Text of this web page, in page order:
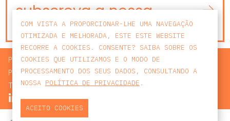
subscreva a nossa
newsletter
PROCURAR
POLÍTICA DE PRIVACIDADE
TERMOS E CONDIÇÕES
COM VISTA A PROPORCIONAR-LHE UMA NAVEGAÇÃO
OTIMIZADA E MELHORADA, ESTE ESTE WEBSITE
RECORRE A COOKIES. CONSENTE? SAIBA SOBRE OS
COOKIES QUE UTILIZAMOS E O MODO DE
PROCESSAMENTO DOS SEUS DADOS, CONSULTANDO A
NOSSA POLÍTICA DE PRIVACIDADE .
ACEITO COOKIES